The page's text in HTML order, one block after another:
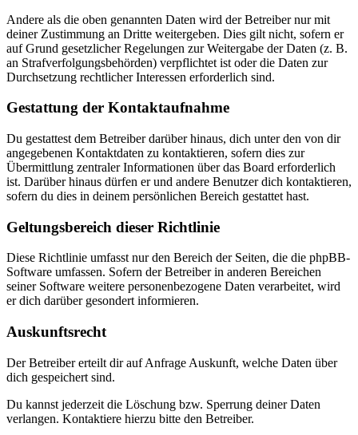
Andere als die oben genannten Daten wird der Betreiber nur mit
deiner Zustimmung an Dritte weitergeben. Dies gilt nicht, sofern er
auf Grund gesetzlicher Regelungen zur Weitergabe der Daten (z. B.
an Strafverfolgungsbehörden) verpflichtet ist oder die Daten zur
Durchsetzung rechtlicher Interessen erforderlich sind.
Gestattung der Kontaktaufnahme
Du gestattest dem Betreiber darüber hinaus, dich unter den von dir
angegebenen Kontaktdaten zu kontaktieren, sofern dies zur
Übermittlung zentraler Informationen über das Board erforderlich
ist. Darüber hinaus dürfen er und andere Benutzer dich kontaktieren,
sofern du dies in deinem persönlichen Bereich gestattet hast.
Geltungsbereich dieser Richtlinie
Diese Richtlinie umfasst nur den Bereich der Seiten, die die phpBB-
Software umfassen. Sofern der Betreiber in anderen Bereichen
seiner Software weitere personenbezogene Daten verarbeitet, wird
er dich darüber gesondert informieren.
Auskunftsrecht
Der Betreiber erteilt dir auf Anfrage Auskunft, welche Daten über
dich gespeichert sind.
Du kannst jederzeit die Löschung bzw. Sperrung deiner Daten
verlangen. Kontaktiere hierzu bitte den Betreiber.